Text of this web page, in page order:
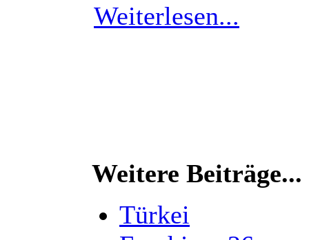
Weiterlesen...
Weitere Beiträge...
Türkei